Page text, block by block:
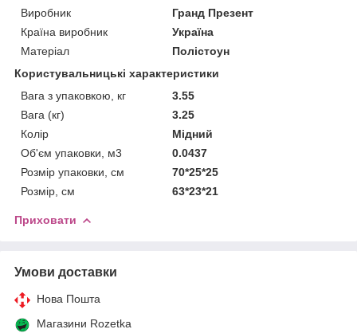
Виробник
Гранд Презент
Країна виробник
Україна
Матеріал
Полістоун
Користувальницькі характеристики
Вага з упаковкою, кг
3.55
Вага (кг)
3.25
Колір
Мідний
Об'єм упаковки, м3
0.0437
Розмір упаковки, см
70*25*25
Розмір, см
63*23*21
Приховати
Умови доставки
Нова Пошта
Магазини Rozetka